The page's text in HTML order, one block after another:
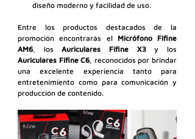
diseño moderno y facilidad de uso.
Entre los productos destacados de la
promoción encontrarás el Micrófono Fifine
AM6, los Auriculares Fifine X3
Auriculares Fifine C6, reconocidos por brindar
una excelente experiencia tanto para
entretenimiento como para comunicación y
producción de contenido.